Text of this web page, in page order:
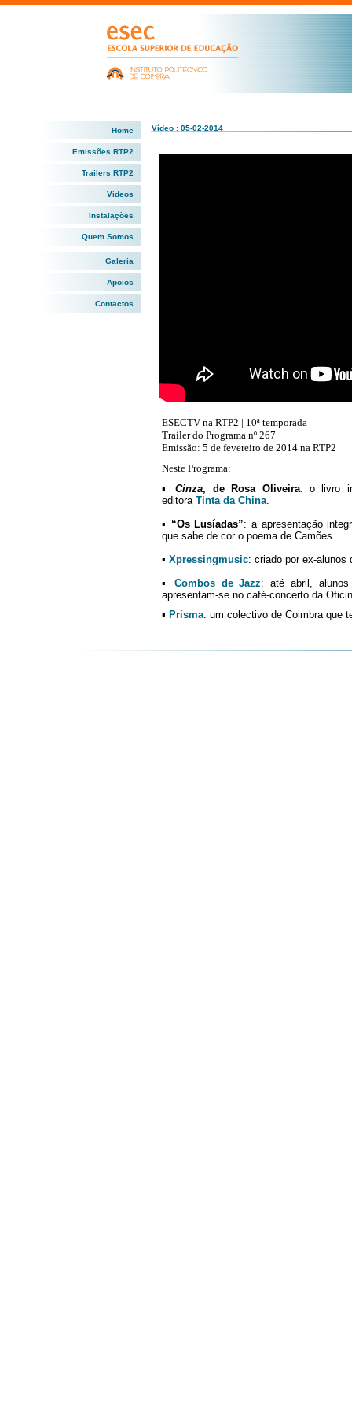
Home
Emissões RTP2
Trailers RTP2
Vídeos
Instalações
Quem Somos
Galeria
Apoios
Contactos
Vídeo : 05-02-2014
ESECTV na RTP2 | 10ª temporada
Trailer do Programa nº 267
Emissão: 5 de fevereiro de 2014 na RTP2
Neste Programa:
▪Cinza, de Rosa Oliveira: o livro
editora Tinta da China.
▪ “Os Lusíadas”: a apresentação
que sabe de cor o poema de Camões.
▪ Xpressingmusic: criado por ex-alunos
▪ Combos de Jazz: até abril, alunos
apresentam-se no café-concerto da
▪ Prisma: um colectivo de Coimbra que